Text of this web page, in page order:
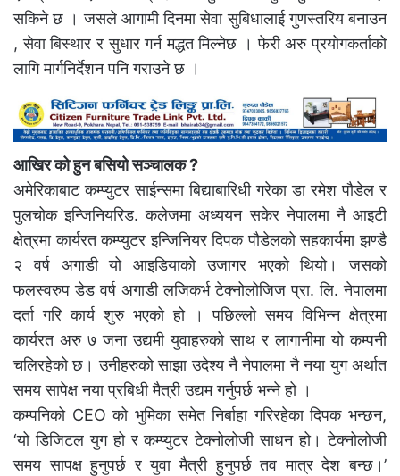
सकिने छ । जसले आगामी दिनमा सेवा सुबिधालाई गुणस्तरिय बनाउन
, सेवा बिस्थार र सुधार गर्न मद्धत मिल्नेछ । फेरी अरु प्रयोगकर्ताको
लागि मार्गनिर्देशन पनि गराउने छ ।
आखिर को हुन बसियो सञ्चालक ?
अमेरिकाबाट कम्प्युटर साईन्समा बिद्याबारिधी गरेका डा रमेश पौडेल र
पुलचोक इन्जिनियरिड. कलेजमा अध्ययन सकेर नेपालमा नै आइटी
क्षेत्रमा कार्यरत कम्प्युटर इन्जिनियर दिपक पौडेलको सहकार्यमा झण्डै
२ वर्ष अगाडी यो आइडियाको उजागर भएको थियो। जसको
फलस्वरुप डेड वर्ष अगाडी लजिकर्भ टेक्नोलोजिज प्रा. लि. नेपालमा
दर्ता गरि कार्य शुरु भएको हो । पछिल्लो समय विभिन्न क्षेत्रमा
कार्यरत अरु ७ जना उद्यमी युवाहरुको साथ र लागानीमा यो कम्पनी
चलिरहेको छ। उनीहरुको साझा उदेश्य नै नेपालमा नै नया युग अर्थात
समय सापेक्ष नया प्रबिधी मैत्री उद्यम गर्नुपर्छ भन्ने हो ।
कम्पनिको CEO को भुमिका समेत निर्बाहा गरिरहेका दिपक भन्छन,
‘यो डिजिटल युग हो र कम्प्युटर टेक्नोलोजी साधन हो। टेक्नोलोजी
समय सापक्ष हुनुपर्छ र युवा मैत्री हुनुपर्छ तव मात्र देश बन्छ।’